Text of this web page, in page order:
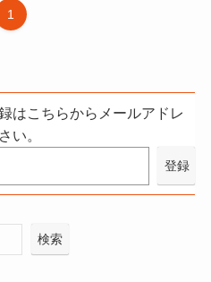
1
はこちらからメールアドレ
い。
検索